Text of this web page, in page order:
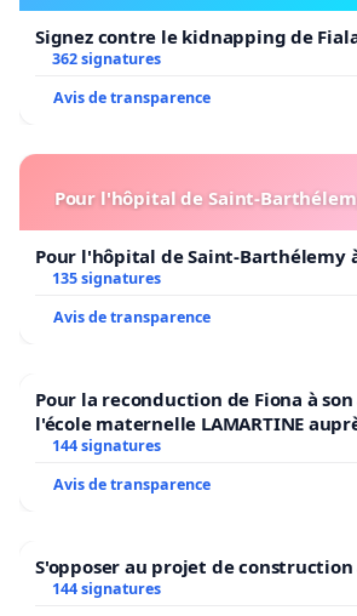
Signez contre le kidnapping de
362 signatures
Avis de transparence
Pour l'hôpital de Saint-
Pour l'hôpital de Saint-Barthélemy
135 signatures
Avis de transparence
Pour la reconduction de Fiona à
l'école maternelle LAMARTINE
2026/2027
144 signatures
Avis de transparence
S'opposer au projet de construction
144 signatures